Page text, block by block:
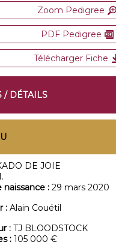
Zoom Pedigree
PDF Pedigree
Télécharger Fiche
/ DÉTAILS
DE JOIE
naissance :29 mars 2020
:Alain Couétil
:TJ BLOODSTOCK
:105 000 €